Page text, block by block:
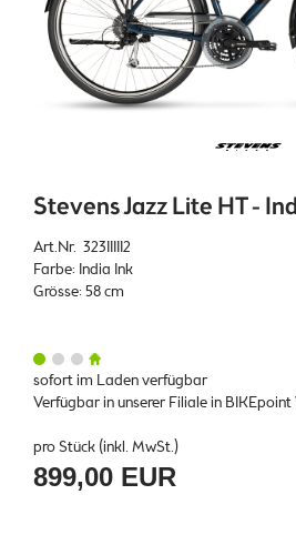
Stevens Jazz Lite HT -
Art.Nr. 323111112
Farbe: India Ink
Grösse: 58 cm
sofort im Laden verfügbar
Verfügbar in unserer Filiale in
pro Stück (inkl. MwSt.)
899,00 EUR